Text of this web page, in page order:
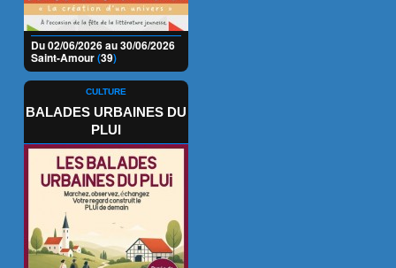
Du 02/06/2026 au 30/06/2026
Saint-Amour(39)
CULTURE
BALADES URBAINES DU
PLUI